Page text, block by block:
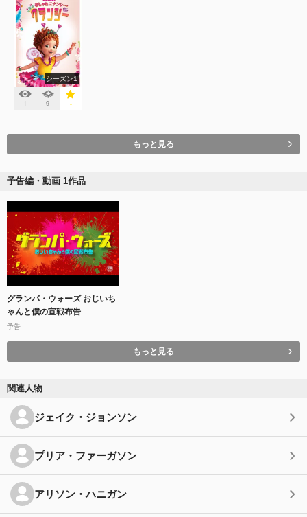
シーズン1
1 9 -
もっと見る
予告編・動画 1作品
グランパ・ウォーズ おじいち
ゃんと僕の宣戦布告
予告
もっと見る
関連人物
ジェイク・ジョンソン
プリア・ファーガソン
アリソン・ハニガン